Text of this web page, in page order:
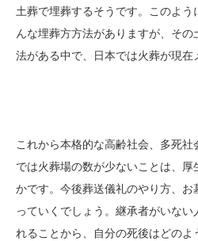
土葬で埋葬するそうです。このよ
んな埋葬方方法がありますが、そ
法がある中で、日本では火葬が現在
これから本格的な高齢社会、多死
では火葬場の数が少ないことは、
かです。今後葬送儀礼のやり方、
っていくでしょう。継承者がいない
れることから、自分の死後はどの